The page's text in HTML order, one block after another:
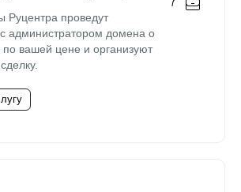
Руцентра проведут
администратором домена о
по вашей цене и организуют